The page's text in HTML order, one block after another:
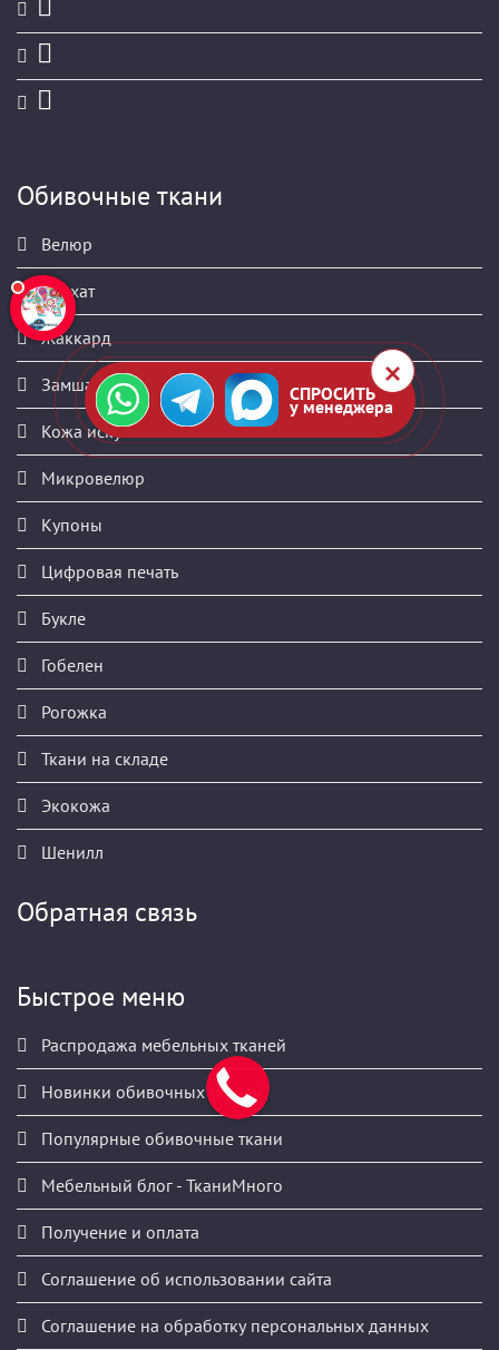
СПРОСИТЬ
у менеджера
Обивочные ткани
Велюр
Бархат
Жаккард
Замша искусственная
Кожа искусственная
Микровелюр
Купоны
Цифровая печать
Букле
Гобелен
Рогожка
Ткани на складе
Экокожа
Шенилл
Обратная связь
Быстрое меню
Распродажа мебельных тканей
Новинки обивочных тканей
Популярные обивочные ткани
Мебельный блог - ТканиМного
Получение и оплата
Соглашение об использовании сайта
Соглашение на обработку персональных данных